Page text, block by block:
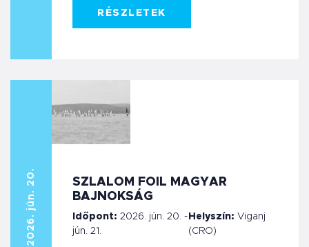
RÉSZLETEK
2026. jún. 20.
SZLALOM FOIL MAGYAR
BAJNOKSÁG
Időpont: 2026. jún. 20. -
jún. 21.
Helyszín: Viganj
(CRO)